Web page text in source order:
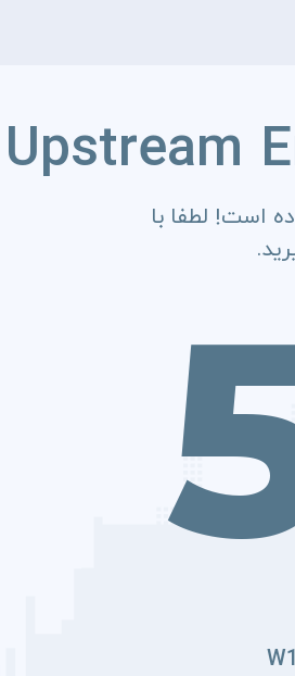
Upstream
است! لطفا با